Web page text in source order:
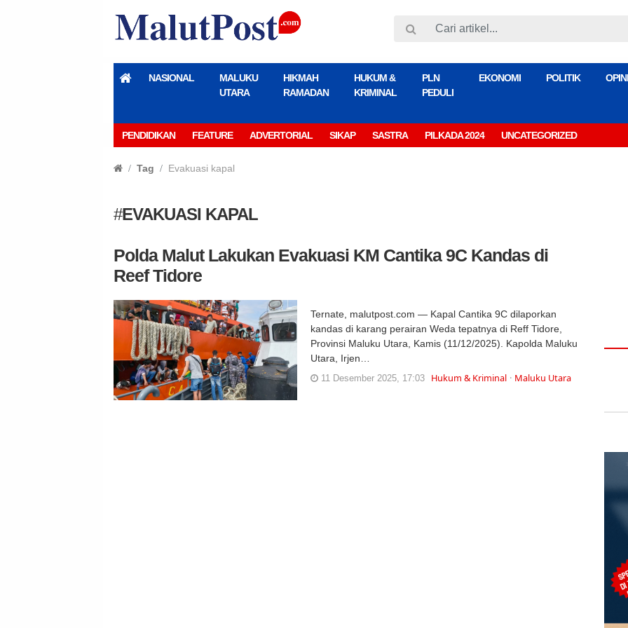
NASIONAL
MALUKU
UTARA
HIKMAH
RAMADAN
HUKUM &
KRIMINAL
PLN
PEDULI
EKONOMI POLITIK OPINI
PENDIDIKAN FEATURE ADVERTORIAL SIKAP SASTRA PILKADA 2024 UNCATEGORIZED
Tag Evakuasi kapal
#EVAKUASI KAPAL
Polda Malut Lakukan Evakuasi KM Cantika 9C Kandas di
Reef Tidore
Ternate, malutpost.com — Kapal Cantika 9C dilaporkan
kandas di karang perairan Weda tepatnya di Reff Tidore,
Provinsi Maluku Utara, Kamis (11/12/2025). Kapolda Maluku
Utara, Irjen…
11 Desember 2025, 17:03 Hukum & Kriminal Maluku Utara